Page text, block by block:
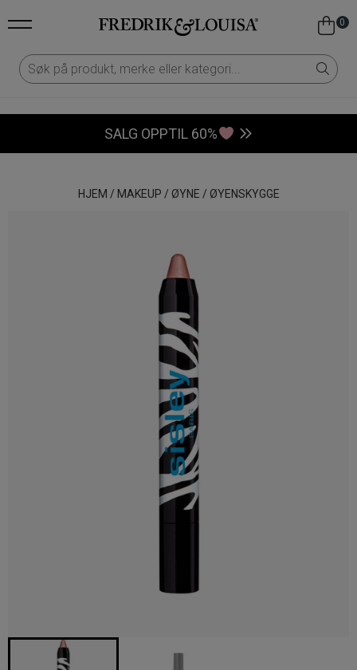
0
SALG OPPTIL 60%
HJEM / MAKEUP / ØYNE / ØYENSKYGGE